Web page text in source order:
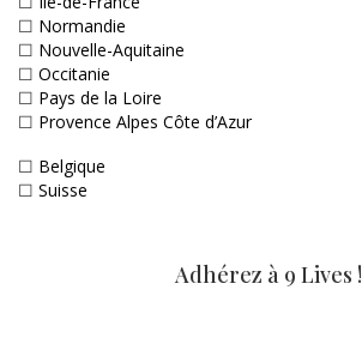
☐ Normandie
☐ Nouvelle-Aquitaine
☐ Occitanie
☐ Pays de la Loire
☐ Provence Alpes Côte d’Azur
☐ Belgique
☐ Suisse
Adhérez à 9 Lives !